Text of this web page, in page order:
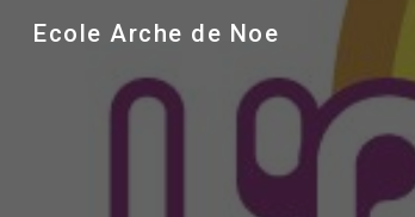
Ecole Arche de Noe